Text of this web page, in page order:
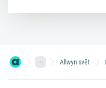
Allwyn svět